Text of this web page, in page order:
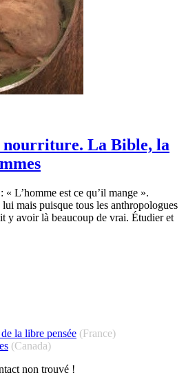
nourriture. La Bible, la
« L’homme est ce qu’il mange ».
mais puisque tous les anthropologues
y avoir là beaucoup de vrai. Étudier et
la libre pensée (France)
(Canada)
non trouvé !